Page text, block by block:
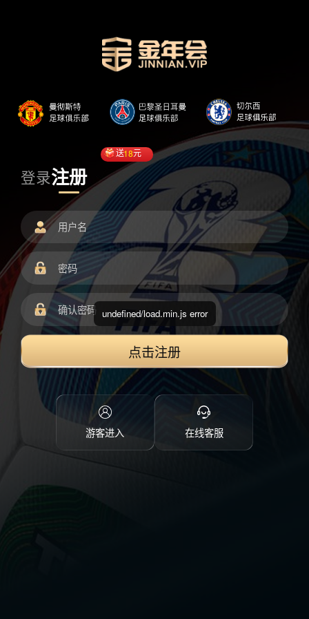
登录注册
送18元
点击注册
游客进入 在线客服
undefined/load.min.js error